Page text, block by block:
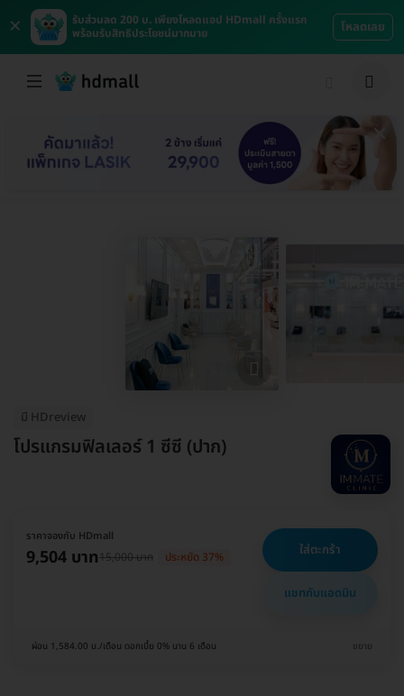
×
รับส่วนลด 200 บ. เพียงโหลดแอป HDmall ครั้งแรก
พร้อมรับสิทธิประโยชน์มากมาย
โหลดเลย
มี HDreview
โปรแกรมฟิลเลอร์ 1 ซีซี (ปาก)
ราคาจองกับ HDmall
9,504 บาท15,000 บาท ประหยัด 37% ใส่ตะกร้า
แชทกับแอดมิน
ผ่อน 1,584.00 บ./เดือน ดอกเบี้ย 0% นาน 6 เดือน ขยาย